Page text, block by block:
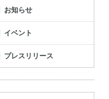
お知らせ
イベント
プレスリリース